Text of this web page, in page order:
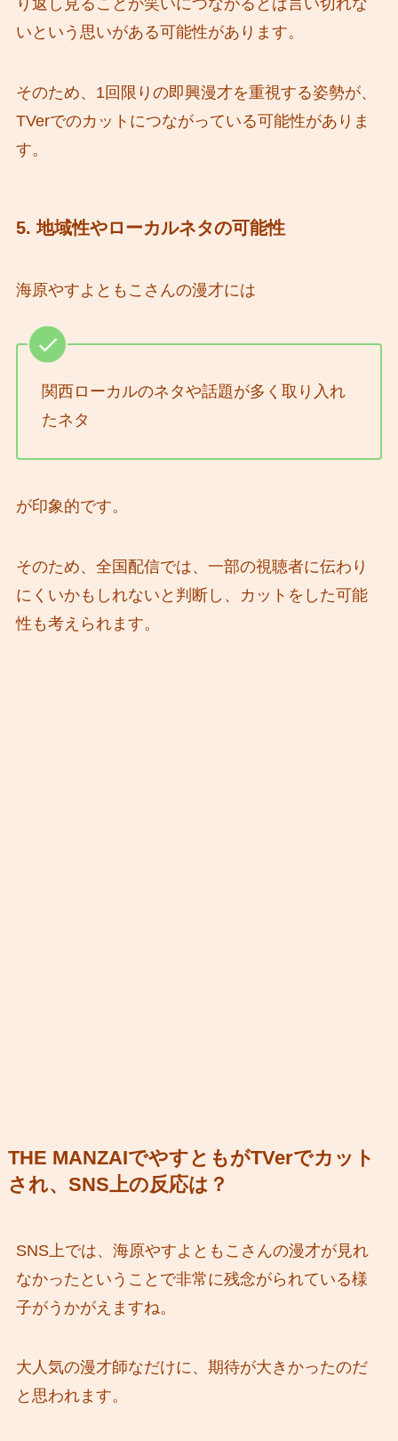
り返し見ることが笑いにつながるとは言い切れな
いという思いがある可能性があります。
そのため、1回限りの即興漫才を重視する姿勢が、
TVerでのカットにつながっている可能性がありま
す。
5. 地域性やローカルネタの可能性
海原やすよともこさんの漫才には
関西ローカルのネタや話題が多く取り入れ
たネタ
が印象的です。
そのため、全国配信では、一部の視聴者に伝わり
にくいかもしれないと判断し、カットをした可能
性も考えられます。
THE MANZAIでやすともがTVerでカット
され、SNS上の反応は？
SNS上では、海原やすよともこさんの漫才が見れ
なかったということで非常に残念がられている様
子がうかがえますね。
大人気の漫才師なだけに、期待が大きかったのだ
と思われます。